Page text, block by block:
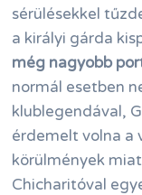
sérülésekkel
a királyi gárda
még nagyobb
normál esetben
klublegendával,
érdemelt volna a
körülmények
Chicharitóval